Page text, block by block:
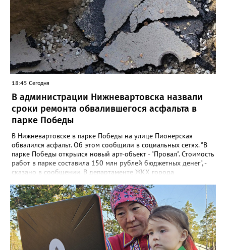
грозы.
18:45 Сегодня
В администрации Нижневартовска назвали
сроки ремонта обвалившегося асфальта в
парке Победы
В Нижневартовске в парке Победы на улице Пионерская
обвалился асфальт. Об этом сообщили в социальных сетях. "В
парке Победы открылся новый арт-объект - "Провал". Стоимость
работ в парке составила 150 млн рублей бюджетных денег", -
сказано в сообщении. В департаменте ЖКХ города
данной проблемой. "Причиной обрушения благоустройства
послужило разрушение железобетонного лотка в котором
проложены не действующие трубопроводы теплоснабжения.
Ж/б лоток проходит параллельно проспекту Победы", - заявили
в департаменте. Там также отметили, что восстановительные
работы выполнит МБУ "Управление по дорожному хозяйству и
благоустройству" до конца следующей недели.